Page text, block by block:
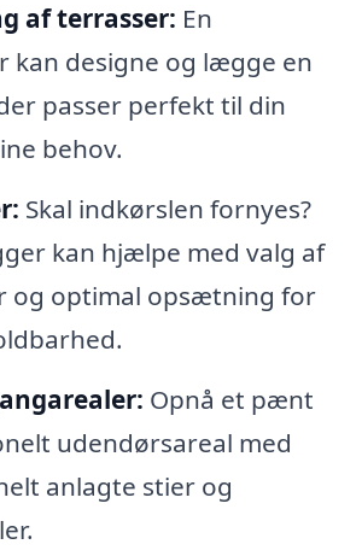
af terrasser: En
kan designe og lægge en
passer perfekt til din
behov.
Skal indkørslen fornyes?
kan hjælpe med valg af
og optimal opsætning for
Opnå et pænt
udendørsareal med
anlagte stier og